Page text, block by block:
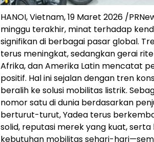
HANOI, Vietnam, 19 Maret 2026 /
minggu terakhir, minat terhadap
signifikan di berbagai pasar global.
terus meningkat, sedangkan gerai
Afrika, dan Amerika Latin mencatat
positif. Hal ini sejalan dengan tren
beralih ke solusi mobilitas listrik.
nomor satu di dunia berdasarkan
berturut-turut, Yadea terus
solid, reputasi merek yang kuat,
kebutuhan mobilitas sehari-